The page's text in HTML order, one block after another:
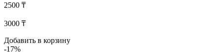
2500 ₸
3000 ₸
Добавить в корзину
-17%